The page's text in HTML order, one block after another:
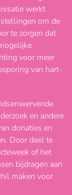
werkt
om de
te zorgen dat
voor meer
van hart-
en andere
donaties en
Door deel te
of het
bijdragen aan
maken voor